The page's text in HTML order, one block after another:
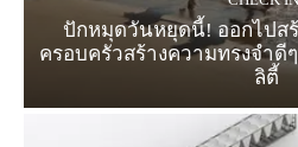
ปักหมุดวันหยุดนี้! ออกไปสร้
ครอบครัวสร้างความทรงจำ
ลิตี้